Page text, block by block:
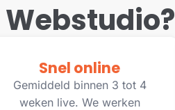
Snel online
Gemiddeld binnen 3 tot 4
weken live. We werken